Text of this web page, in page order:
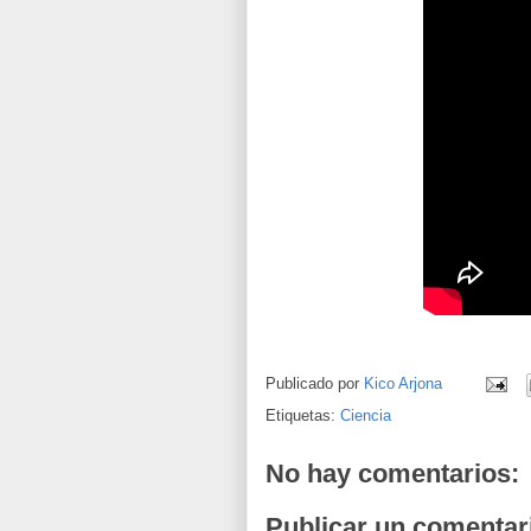
Publicado por Kico Arjona
Etiquetas: Ciencia
No hay comentarios: